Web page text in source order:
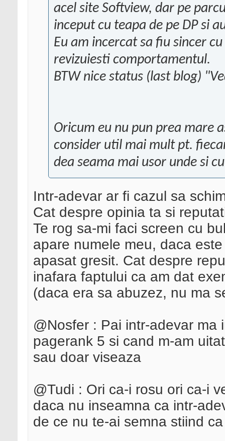
acel site Softview, dar pe
inceput cu teapa de pe DP si
Eu am incercat sa fiu sincer
revizuiesti comportamentul.
BTW nice status (last blog)
Oricum eu nu pun prea mare
consider util mai mult pt.
dea seama mai usor unde si
Intr-adevar ar fi cazul sa
Cat despre opinia ta si
Te rog sa-mi faci screen cu
apare numele meu, daca
apasat gresit. Cat despre
inafara faptului ca am dat
(daca era sa abuzez, nu ma
@Nosfer : Pai intr-adevar
pagerank 5 si cand m-am
sau doar viseaza
@Tudi : Ori ca-i rosu ori ca-i
daca nu inseamna ca intr-
de ce nu te-ai semna stiind